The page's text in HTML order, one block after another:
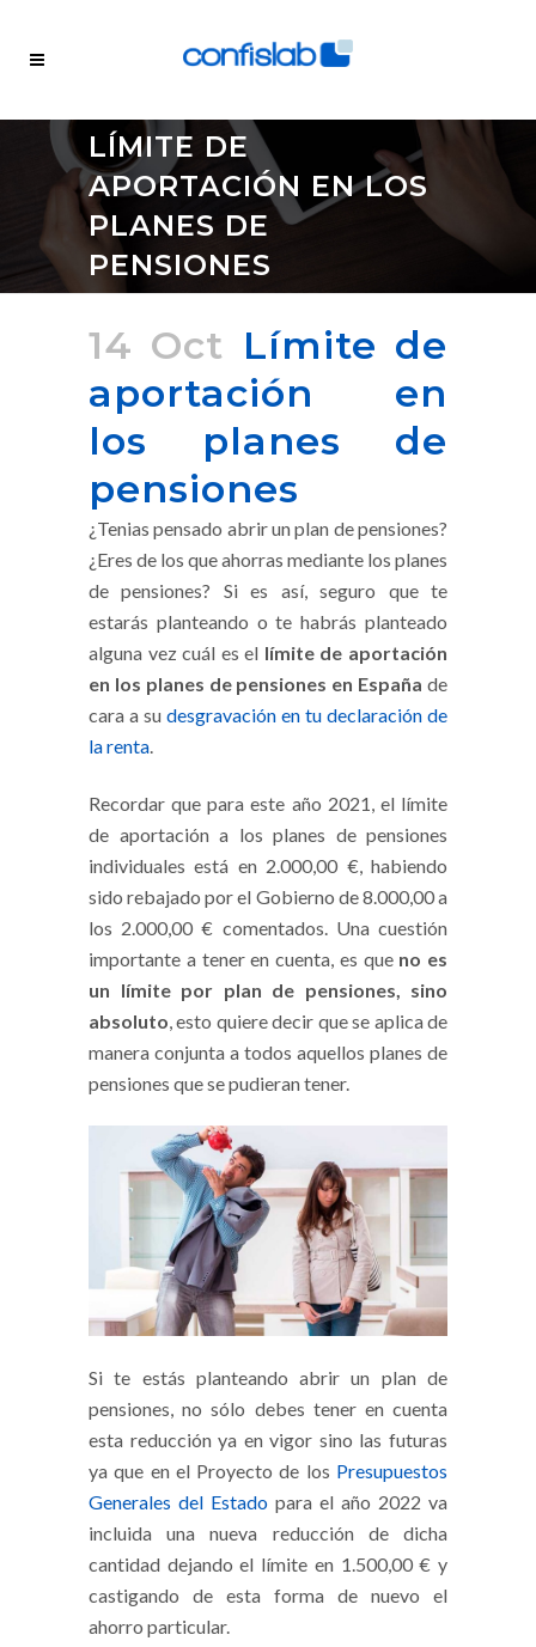
LÍMITE DE
APORTACIÓN EN LOS
PLANES DE
PENSIONES
14 Oct Límite de
aportación en
los planes de
pensiones
¿Tenias pensado abrir un plan de pensiones?
¿Eres de los que ahorras mediante los planes
de pensiones? Si es así, seguro que te
estarás planteando o te habrás planteado
alguna vez cuál es el límite de aportación
en los planes de pensiones en España de
cara a su desgravación en tu declaración de
la renta
Recordar que para este año 2021, el límite
de aportación a los planes de pensiones
individuales está en 2.000,00 €, habiendo
sido rebajado por el Gobierno de 8.000,00 a
los 2.000,00 € comentados. Una cuestión
importante a tener en cuenta, es que no es
un límite por plan de pensiones, sino
absoluto , esto quiere decir que se aplica de
manera conjunta a todos aquellos planes de
pensiones que se pudieran tener.
Si te estás planteando abrir un plan de
pensiones, no sólo debes tener en cuenta
esta reducción ya en vigor sino las futuras
ya que en el Proyecto de los Presupuestos
Generales del Estado para el año 2022 va
incluida una nueva reducción de dicha
cantidad dejando el límite en 1.500,00 € y
castigando de esta forma de nuevo el
ahorro particular.